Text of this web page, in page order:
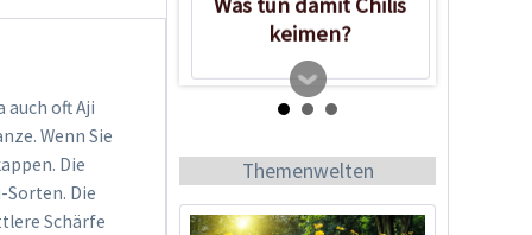
auch oft Aji
Wenn Sie
Die
Die
Schärfe
keimen?
Themenwelten